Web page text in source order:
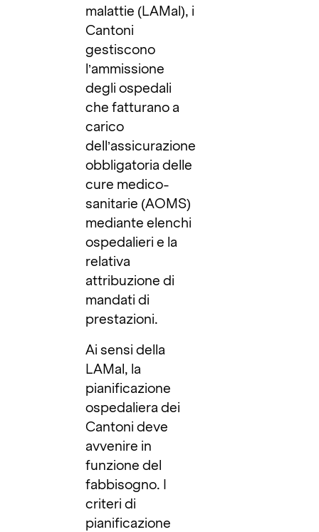
malattie (LAMal), i
Cantoni
gestiscono
l’ammissione
degli ospedali
che fatturano a
carico
dell’assicurazione
obbligatoria delle
cure medico-
sanitarie (AOMS)
mediante elenchi
ospedalieri e la
relativa
attribuzione di
mandati di
prestazioni.
Ai sensi della
LAMal, la
pianificazione
ospedaliera dei
Cantoni deve
avvenire in
funzione del
fabbisogno. I
criteri di
pianificazione